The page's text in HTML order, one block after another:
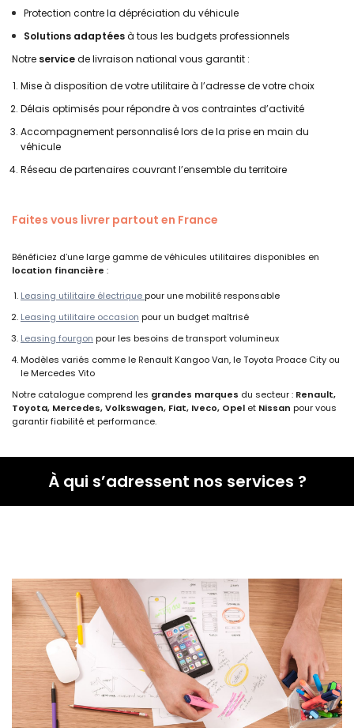
Protection contre la dépréciation du véhicule
Solutions adaptéesà tous les budgets professionnels
Notre servicede livraison national vous garantit :
Mise à disposition de votre utilitaire à l’adresse de votre choix
Délais optimisés pour répondre à vos contraintes d’activité
Accompagnement personnalisé lors de la prise en main du
véhicule
Réseau de partenaires couvrant l’ensemble du territoire
Faites vous livrer partout en France
Bénéficiez d’une large gamme de véhicules utilitaires disponibles en
location financière :
Leasing utilitaire électrique pour une mobilité responsable
Leasing utilitaire occasion pour un budget maîtrisé
Leasing fourgon pour les besoins de transport volumineux
Modèles variés comme le Renault Kangoo Van, le Toyota Proace City ou
le Mercedes Vito
Notre catalogue comprend les grandes marques du secteur : Renault,
Toyota, Mercedes, Volkswagen, Fiat, Iveco, Opel et Nissan pour vous
garantir fiabilité et performance.
À qui s’adressent nos services ?